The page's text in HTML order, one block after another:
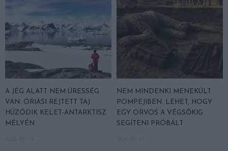
A JÉG ALATT NEM ÜRESSÉG
VAN: ÓRIÁSI REJTETT TÁJ
HÚZÓDIK KELET-ANTARKTISZ
MÉLYÉN
NEM MINDENKI MENEKÜLT
POMPEJIBEN: LEHET, HOGY
EGY ORVOS A VÉGSŐKIG
SEGÍTENI PRÓBÁLT